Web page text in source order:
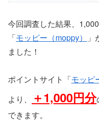
今回調査した結果、
「モッピー（moppy）
ました！
ポイントサイト「モッピ
より、
＋1,000円分
できます。